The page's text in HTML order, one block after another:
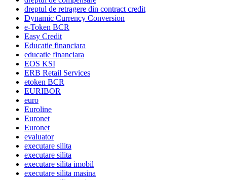
dreptul de retragere din contract credit
Dynamic Currency Conversion
e-Token BCR
Easy Credit
Educatie financiara
educatie financiara
EOS KSI
ERB Retail Services
etoken BCR
EURIBOR
euro
Euroline
Euronet
Euronet
evaluator
executare silita
executare silita
executare silita imobil
executare silita masina